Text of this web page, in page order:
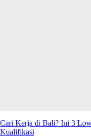
Cari Kerja di Bali? Ini 3
Kualifikasi